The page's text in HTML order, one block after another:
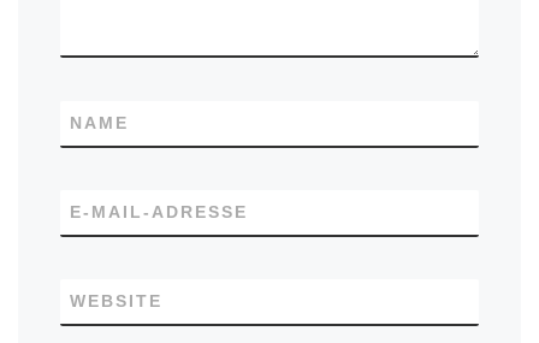
NAME
E-MAIL-ADRESSE
WEBSITE